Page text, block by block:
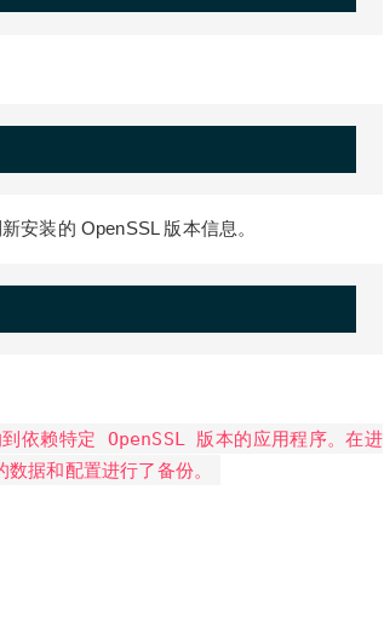
安装的 OpenSSL 版本信息。
依赖特定 OpenSSL 版本的应用程序。在进
据和配置进行了备份。